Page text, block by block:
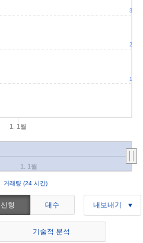
1. 1월
거래량 (24 시간)
1. 1월
1
2
3
선형 대수 내보내기
기술적 분석